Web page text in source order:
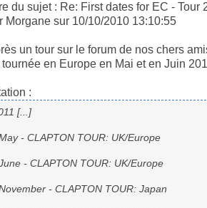
du sujet : Re: First dates for EC - Tour
Morgane sur 10/10/2010 13:10:55
un tour sur le forum de nos chers
tournée en Europe en Mai et en Juin
:
[...]
- CLAPTON TOUR: UK/Europe
- CLAPTON TOUR: UK/Europe
- CLAPTON TOUR: Japan